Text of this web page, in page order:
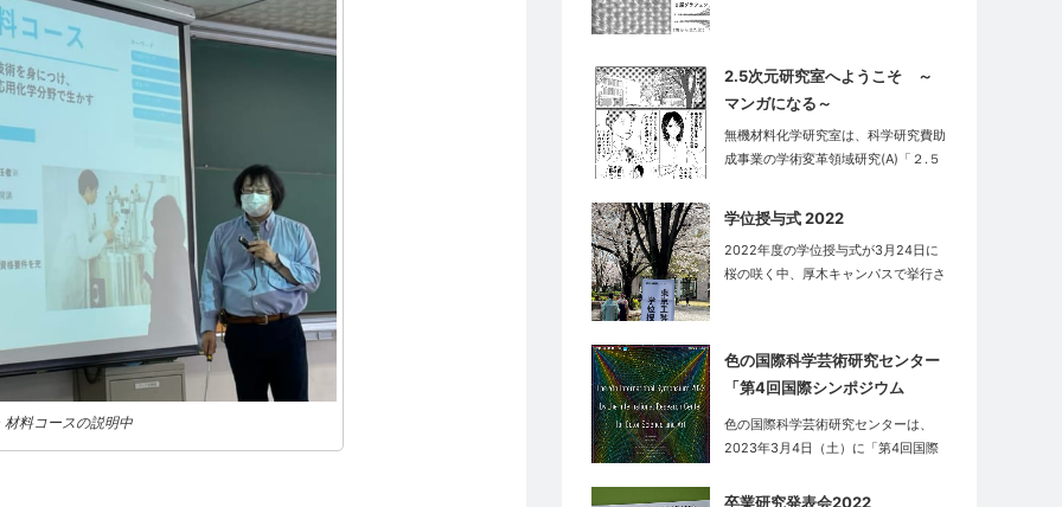
料コースの説明中
2.5次元研究室へようこそ ～
マンガになる～
無機材料化学研究室は、科学研究費助
成事業の学術変革領域研究(A)「２.５
学位授与式 2022
2022年度の学位授与式が3月24日に
桜の咲く中、厚木キャンパスで挙行さ
色の国際科学芸術研究センター
「第4回国際シンポジウム
2023」
色の国際科学芸術研究センターは、
2023年3月4日（土）に「第4回国際
卒業研究発表会2022